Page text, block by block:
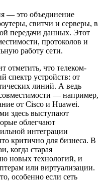
— это объединение
свитчи и серверы, в
передачи данных. Этот
протоколов и
работу сети.
отметить, что телеком-
спектр устройств: от
линий. А ведь
— например,
от Cisco и Huawei.
здесь выступают
облегчают
интеграции
критично для бизнеса. В
когда старая
новых технологий, и
или виртуализации.
особенно если сеть